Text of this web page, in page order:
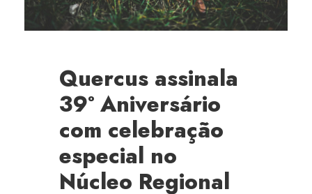
Quercus assinala
39º Aniversário
com celebração
especial no
Núcleo Regional